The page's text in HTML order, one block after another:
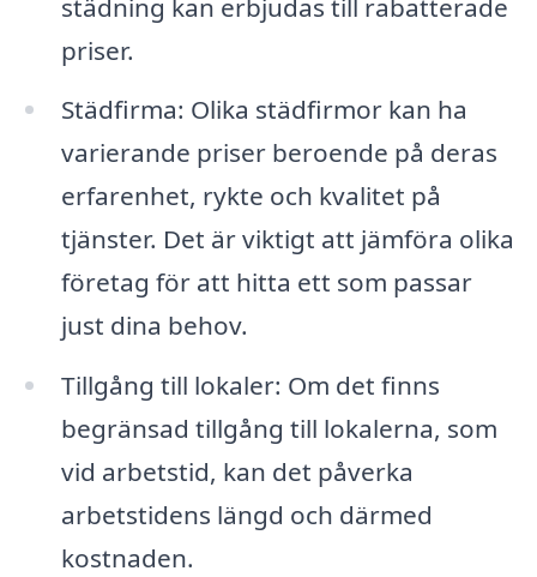
priser.
Städfirma: Olika städfirmor kan ha
varierande priser beroende på deras
erfarenhet, rykte och kvalitet på
tjänster. Det är viktigt att jämföra olika
företag för att hitta ett som passar
just dina behov.
Tillgång till lokaler: Om det finns
begränsad tillgång till lokalerna, som
vid arbetstid, kan det påverka
arbetstidens längd och därmed
kostnaden.